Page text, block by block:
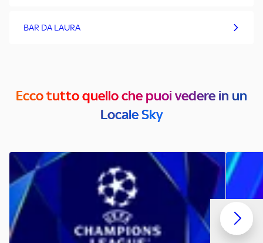
BAR DA LAURA
Ecco tutto quello che puoi vedere in un
Locale Sky